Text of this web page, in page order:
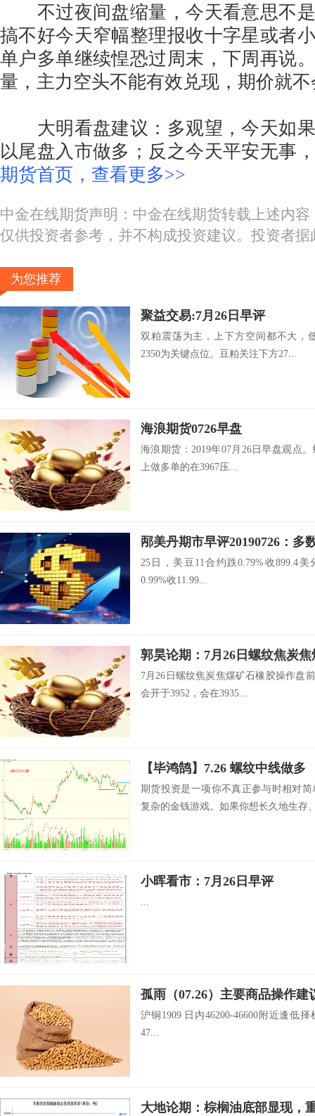
不过夜间盘缩量，今天看意思不是
搞不好今天窄幅整理报收十字星或者
单户多单继续惶恐过周末，下周再说
量，主力空头不能有效兑现，期价就
大明看盘建议：多观望，今天如果
以尾盘入市做多；反之今天平安无事
期货首页，查看更多>>
中金在线期货声明：中金在线期货转载上述内
仅供投资者参考，并不构成投资建议。投资者
为您推荐
聚益交易:7月26日早评
双粕震荡为主，上下方空间都不大，
2350为关键点位。豆粕关注下方27...
海浪期货0726早盘
海浪期货：2019年07月26日早盘观点
上做多单的在3967压...
邴美丹期市早评20190726：多
25日，美豆11合约跌0.79%收899.4
0.99%收11.99...
郭昊论期：7月26日螺纹焦炭
7月26日螺纹焦炭焦煤矿石橡胶操作盘
会开于3952，会在3935...
【毕鸿鹄】7.26 螺纹中线做多
期货投资是一项你不真正参与时相对
复杂的金钱游戏。如果你想长久地生存
小晖看市：7月26日早评
...
孤雨（07.26）主要商品操作建
沪铜1909 日内46200-46600附近逢低
47...
大地论期：棕榈油底部显现，